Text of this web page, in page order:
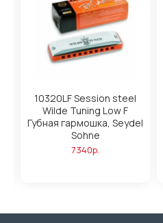
10320LF Session steel
Wilde Tuning Low F
Губная гармошка, Seydel
Sohne
7340р.